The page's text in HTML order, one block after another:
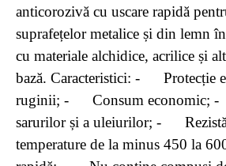
anticorozivă cu uscare rapidă
suprafețelor metalice și din lemn
cu materiale alchidice, acrilice și
bază. Caracteristici: - Protecție
ruginii; - Consum economic;
sarurilor și a uleiurilor; - Rezistă
temperature de la minus 450 la